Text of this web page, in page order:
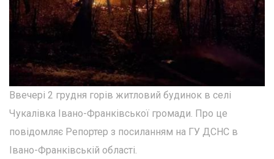
Ввечері 2 грудня горів житловий будинок в селі
Чукалівка Івано-Франківської громади. Про це
повідомляє Репортер з посиланням на ГУ ДСНС в
Івано-Франківській області.